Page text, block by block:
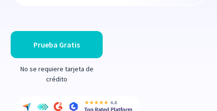
Prueba Gratis
No se requiere tarjeta de
crédito